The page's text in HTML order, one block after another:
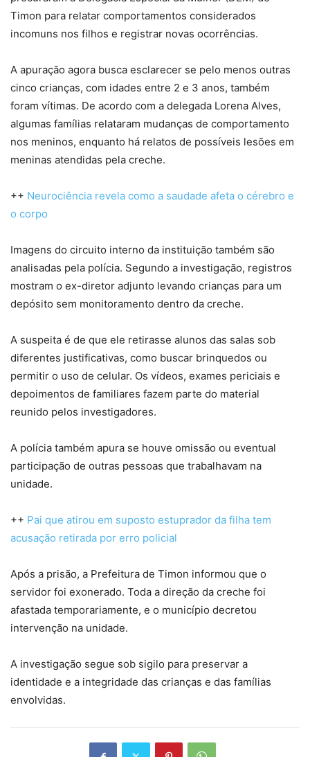
Timon para relatar comportamentos considerados
incomuns nos filhos e registrar novas ocorrências.
A apuração agora busca esclarecer se pelo menos outras
cinco crianças, com idades entre 2 e 3 anos, também
foram vítimas. De acordo com a delegada Lorena Alves,
algumas famílias relataram mudanças de comportamento
nos meninos, enquanto há relatos de possíveis lesões em
meninas atendidas pela creche.
++ Neurociência revela como a saudade afeta o cérebro e
o corpo
Imagens do circuito interno da instituição também são
analisadas pela polícia. Segundo a investigação, registros
mostram o ex-diretor adjunto levando crianças para um
depósito sem monitoramento dentro da creche.
A suspeita é de que ele retirasse alunos das salas sob
diferentes justificativas, como buscar brinquedos ou
permitir o uso de celular. Os vídeos, exames periciais e
depoimentos de familiares fazem parte do material
reunido pelos investigadores.
A polícia também apura se houve omissão ou eventual
participação de outras pessoas que trabalhavam na
unidade.
++ Pai que atirou em suposto estuprador da filha tem
acusação retirada por erro policial
Após a prisão, a Prefeitura de Timon informou que o
servidor foi exonerado. Toda a direção da creche foi
afastada temporariamente, e o município decretou
intervenção na unidade.
A investigação segue sob sigilo para preservar a
identidade e a integridade das crianças e das famílias
envolvidas.